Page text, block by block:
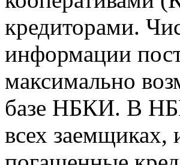
кредиторами.
информации
максимально
базе НБКИ. В
всех